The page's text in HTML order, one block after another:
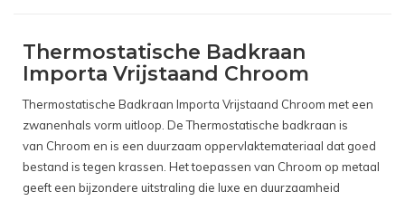
Thermostatische Badkraan
Importa Vrijstaand Chroom
Thermostatische Badkraan Importa Vrijstaand Chroom met een
zwanenhals vorm uitloop. De Thermostatische badkraan is
van Chroom en is een duurzaam oppervlaktemateriaal dat goed
bestand is tegen krassen. Het toepassen van Chroom op metaal
geeft een bijzondere uitstraling die luxe en duurzaamheid